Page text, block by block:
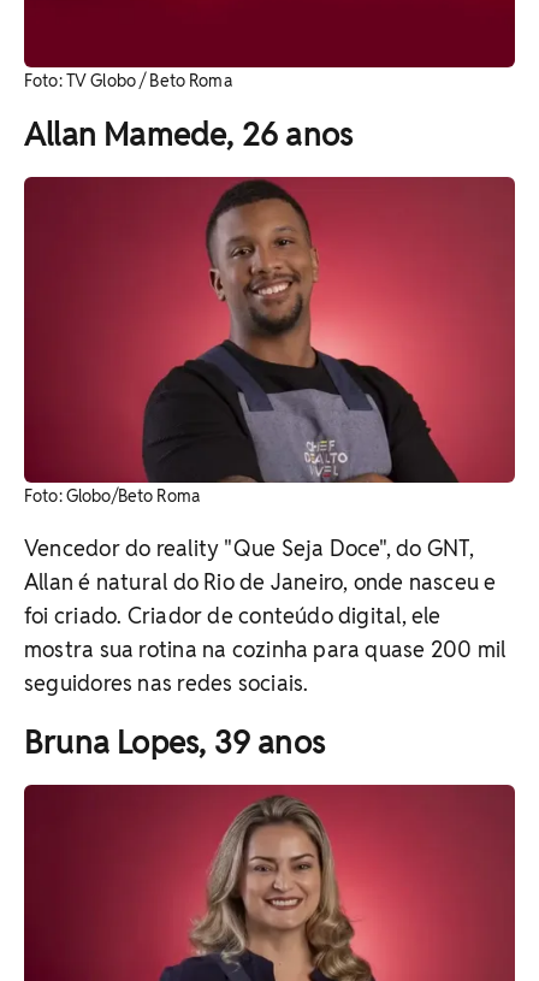
Foto: TV Globo / Beto Roma
Allan Mamede, 26 anos
Foto: Globo/Beto Roma
Vencedor do reality "Que Seja Doce", do GNT,
Allan é natural do Rio de Janeiro, onde nasceu e
foi criado. Criador de conteúdo digital, ele
mostra sua rotina na cozinha para quase 200 mil
seguidores nas redes sociais.
Bruna Lopes, 39 anos